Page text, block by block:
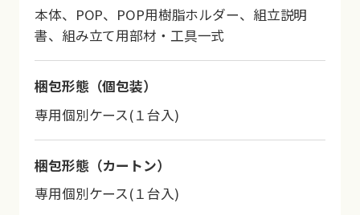
本体、POP、POP用樹脂ホルダー、組立説明
書、組み立て用部材・工具一式
梱包形態（個包装）
専用個別ケース(１台入)
梱包形態（カートン）
専用個別ケース(１台入)